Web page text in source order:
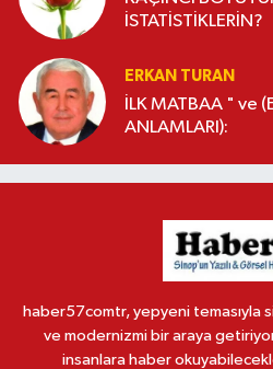
İSTATİSTİKLERİN?
ERKAN TURAN
İLK MATBAA " ve
ANLAMLARI):
haber57comtr, yepyeni temasıyla
ve modernizmi bir araya
insanlara haber